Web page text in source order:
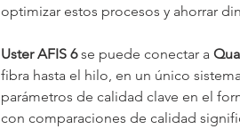
optimizar estos procesos y ahorrar
Uster AFIS 6 se puede conectar a
fibra hasta el hilo, en un único
parámetros de calidad clave en el
con comparaciones de calidad